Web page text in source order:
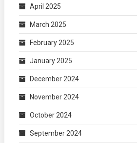
April 2025
March 2025
February 2025
January 2025
December 2024
November 2024
October 2024
September 2024